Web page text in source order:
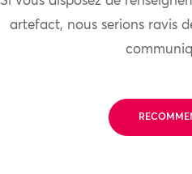
artefact, nous serions ravis